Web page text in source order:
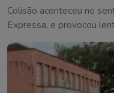
Colisão aconteceu no
Expressa, e provocou